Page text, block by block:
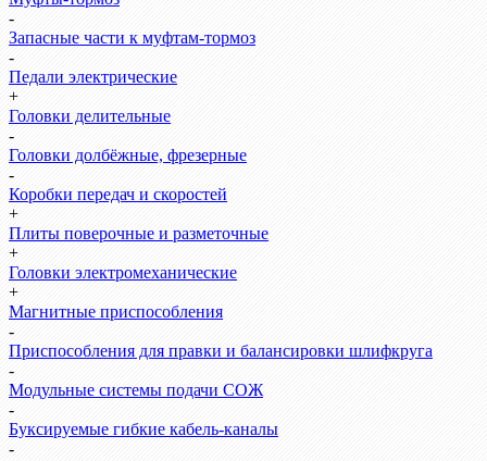
-
Запасные части к муфтам-тормоз
-
Педали электрические
+
Головки делительные
-
Головки долбёжные, фрезерные
-
Коробки передач и скоростей
+
Плиты поверочные и разметочные
+
Головки электромеханические
+
Магнитные приспособления
-
Приспособления для правки и балансировки шлифкруга
-
Модульные системы подачи СОЖ
-
Буксируемые гибкие кабель-каналы
-